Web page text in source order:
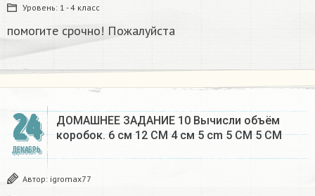
Уровень: 1 - 4 класс
помогите срочно! Пожалуйста
24
ДЕКАБРЬ
ДОМАШНЕЕ ЗАДАНИЕ 10 Вычисли объём
коробок. 6 см 12 CM 4 см 5 cm 5 CM 5 CM​
Автор: igromax77